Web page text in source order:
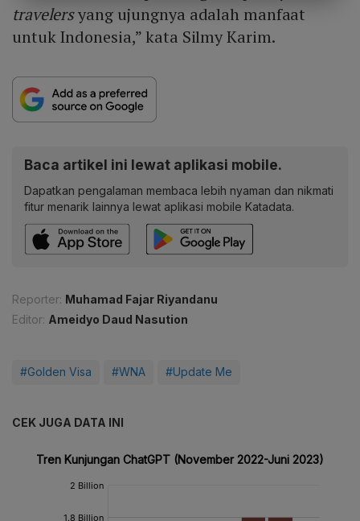
travelersyang ujungnya adalah manfaat
untuk Indonesia,” kata Silmy Karim.
Baca artikel ini lewat aplikasi mobile.
Dapatkan pengalaman membaca lebih nyaman dan nikmati
fitur menarik lainnya lewat aplikasi mobile Katadata.
Reporter: Muhamad Fajar Riyandanu
Editor: Ameidyo Daud Nasution
#Golden Visa #WNA #Update Me
CEK JUGA DATA INI